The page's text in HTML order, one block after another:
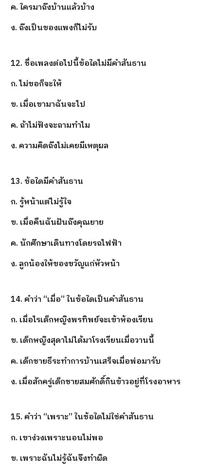
ค. ใครมาถึงบ้านแล้วบ้าง
ง. ถึงเป็นของแพงก็ไม่รับ
12. ชื่อเพลงต่อไปนี้ข้อใดไม่มีคำสันธาน
ก. ไม่ขอก็จะให้
ข. เมื่อเขามาฉันจะไป
ค. ถ้าไม่ฟังจะถามทำไม
ง. ความคิดถึงไม่เคยมีเหตุผล
13. ข้อใดมีคำสันธาน
ก. รู้หน้าแต่ไม่รู้ใจ
ข. เมื่อคืนฉันฝันถึงคุณยาย
ค. นักศึกษาเดินทางโดยรถไฟฟ้า
ง. ลูกน้องให้ของขวัญแก่หัวหน้า
14. คำว่า “เมื่อ” ในข้อใดเป็นคำสันธาน
ก. เมื่อไรเด็กหญิงพรทิพย์จะเข้าห้องเรียน
ข. เด็กหญิงสุดาไม่ได้มาโรงเรียนเมื่อวานนี้
ค. เด็กชายธีระทำการบ้านเสร็จเมื่อพ่อมารับ
ง. เมื่อสักครู่เด็กชายสมศักดิ์กินข้าวอยู่ที่โรงอาหาร
15. คำว่า “เพราะ” ในช้อใดไม่ใช่คำสันธาน
ก. เขาง่วงเพราะนอนไม่พอ
ข. เพราะฉันไม่รู้ฉันจึงทำผิด